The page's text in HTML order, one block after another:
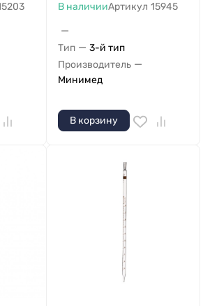
В наличииАртикул 15945
—
Тип — 3-й тип
Производитель —
Минимед
В корзину